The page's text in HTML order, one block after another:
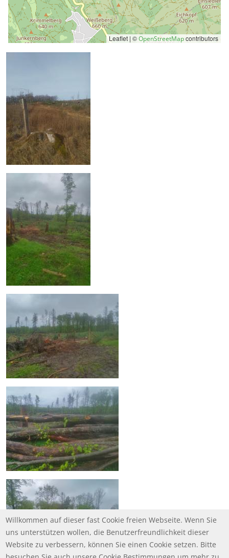
Leaflet | ©OpenStreetMapcontributors
Willkommen auf dieser fast Cookie freien Webseite. Wenn Sie
uns unterstützen wollen, die Benutzerfreundlichkeit dieser
Website zu verbessern, können Sie einen Cookie setzen. Bitte